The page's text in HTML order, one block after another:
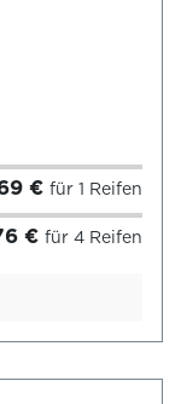
€ für 1 Reifen
€ für 4 Reifen